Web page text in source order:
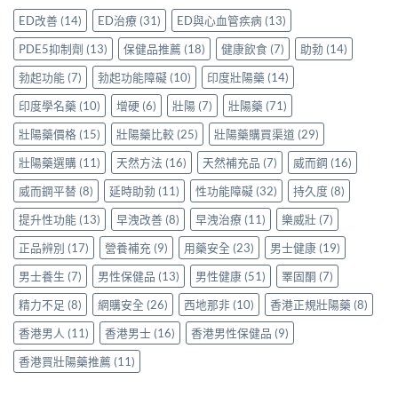
選
購
指
南〉
中
享〉
中
貨
參
考
價
與
選
購
貼
士
一
次
看
清〉
中
名
藥
比
較：
一
文
看
清
邊
款
性
價
比
最
高〉
中
買
先
安
心？
香
港
正
貨
渠
道、
價
錢
參
考
與
選
購
貼
士〉
中
ED改善 (14) ED治療 (31) ED與心血管疾病 (13)
PDE5抑制劑 (13) 保健品推薦 (18) 健康飲食 (7) 助勃 (14)
勃起功能 (7) 勃起功能障礙 (10) 印度壯陽藥 (14)
印度學名藥 (10) 增硬 (6) 壯陽 (7) 壯陽藥 (71)
壯陽藥價格 (15) 壯陽藥比較 (25) 壯陽藥購買渠道 (29)
壯陽藥選購 (11) 天然方法 (16) 天然補充品 (7) 威而鋼 (16)
威而鋼平替 (8) 延時助勃 (11) 性功能障礙 (32) 持久度 (8)
提升性功能 (13) 早洩改善 (8) 早洩治療 (11) 樂威壯 (7)
正品辨別 (17) 營養補充 (9) 用藥安全 (23) 男士健康 (19)
男士養生 (7) 男性保健品 (13) 男性健康 (51) 睪固酮 (7)
精力不足 (8) 網購安全 (26) 西地那非 (10) 香港正規壯陽藥 (8)
香港男人 (11) 香港男士 (16) 香港男性保健品 (9)
香港買壯陽藥推薦 (11)